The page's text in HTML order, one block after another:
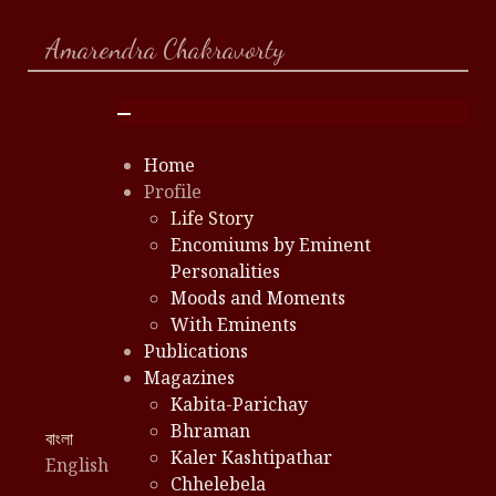
Amarendra Chakravorty
Select your language
বাংলা
English
Home
Profile
Life Story
Encomiums by Eminent
Personalities
Moods and Moments
With Eminents
Publications
Magazines
Kabita-Parichay
Bhraman
Kaler Kashtipathar
Chhelebela